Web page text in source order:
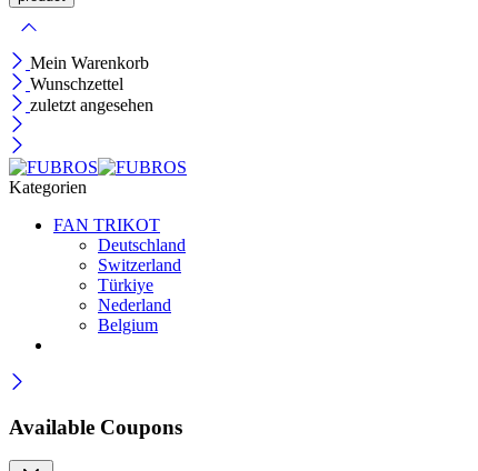
Mein Warenkorb
Wunschzettel
zuletzt angesehen
Kategorien
FAN TRIKOT
Deutschland
Switzerland
Türkiye
Nederland
Belgium
Available Coupons